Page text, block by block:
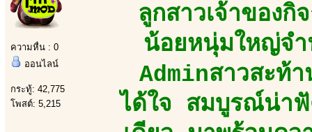
ความหื่น : 0
ออนไลน์
กระทู้: 42,775
โพสต์: 5,215
ลูกสาวเจ้าของ
น้อยหนุ่มใหญ่จ
Adminสาวสะท้
ได้ใจ สมบูรณ์น่า